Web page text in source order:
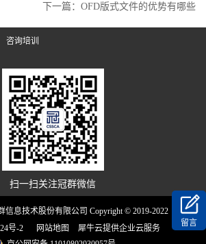
下一篇： OFD版式文件的优势有哪些
咨询培训
扫一扫关注冠群微信
信息技术股份有限公司 Copyright © 2019-2022
号-2
网站地图
犀牛云提供企业云服务
留言